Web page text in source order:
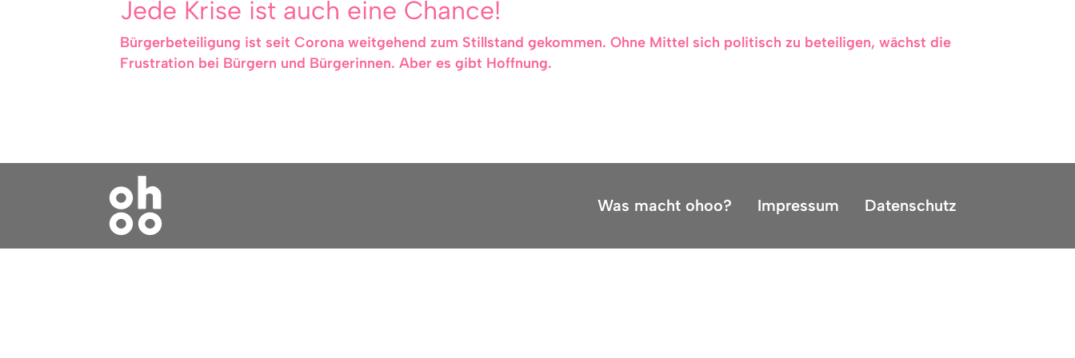
Jede Krise ist auch eine Chance!
Bürgerbeteiligung ist seit Corona weitgehend zum Stillstand gekommen. Ohne Mittel sich politisch zu beteiligen, wächst die
Frustration bei Bürgern und Bürgerinnen. Aber es gibt Hoffnung.
Was macht ohoo? Impressum Datenschutz